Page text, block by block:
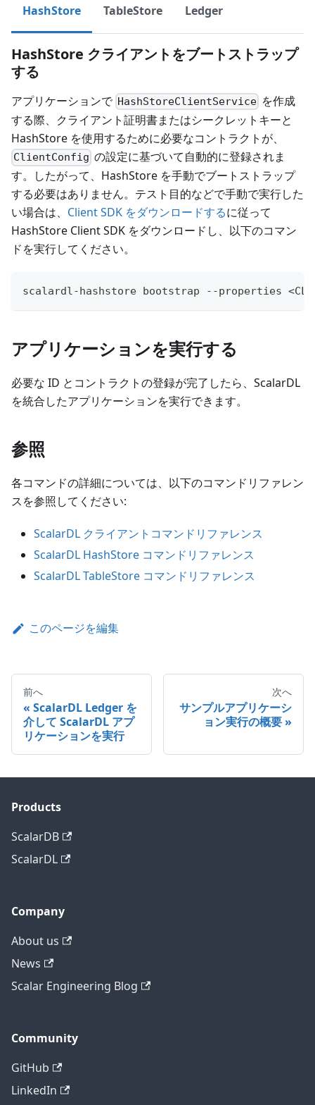
HashStore TableStore Ledger
HashStore クライアントをブートストラップ
する
アプリケーションで HashStoreClientService を作成
する際、クライアント証明書またはシークレットキーと
HashStore を使用するために必要なコントラクトが、
ClientConfig の設定に基づいて自動的に登録されま
す。したがって、HashStore を手動でブートストラップ
する必要はありません。テスト目的などで手動で実行した
い場合は、 Client SDK をダウンロードするに従って
HashStore Client SDK をダウンロードし、以下のコマン
ドを実行してください。
scalardl-hashstore bootstrap --properties
アプリケーションを実行する
必要な ID とコントラクトの登録が完了したら、ScalarDL
を統合したアプリケーションを実行できます。
参照
各コマンドの詳細については、以下のコマンドリファレン
スを参照してください:
ScalarDL クライアントコマンドリファレンス
ScalarDL HashStore コマンドリファレンス
ScalarDL TableStore コマンドリファレンス
このページを編集
前へ
ScalarDL Ledger を
介して ScalarDL アプ
リケーションを実行
次へ
サンプルアプリケーシ
ョン実行の概要
Products
ScalarDB
ScalarDL
Company
About us
News
Scalar Engineering Blog
Community
GitHub
LinkedIn